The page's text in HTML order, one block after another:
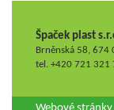
Špaček plast
Brněnská 58, 674
tel. +420 721 321